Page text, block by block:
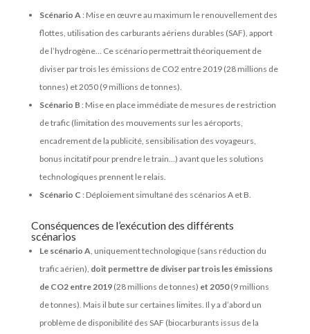
Scénario A : Mise en œuvre au maximum le renouvellement des
flottes, utilisation des carburants aériens durables (SAF), apport
de l’hydrogène… Ce scénario permettrait théoriquement de
diviser par trois les émissions de CO2 entre 2019 (28 millions de
tonnes) et 2050 (9 millions de tonnes).
Scénario B : Mise en place immédiate de mesures de restriction
de trafic (limitation des mouvements sur les aéroports,
encadrement de la publicité, sensibilisation des voyageurs,
bonus incitatif pour prendre le train…) avant que les solutions
technologiques prennent le relais.
Scénario C : Déploiement simultané des scénarios A et B.
Conséquences de l’exécution des différents
scénarios
Le scénario A , uniquement technologique (sans réduction du
trafic aérien), doit permettre de diviser par trois les émissions
de CO2 entre 2019(28 millions de tonnes) et 2050(9 millions
de tonnes). Mais il bute sur certaines limites. Il y a d’abord un
problème de disponibilité des SAF (biocarburants issus de la